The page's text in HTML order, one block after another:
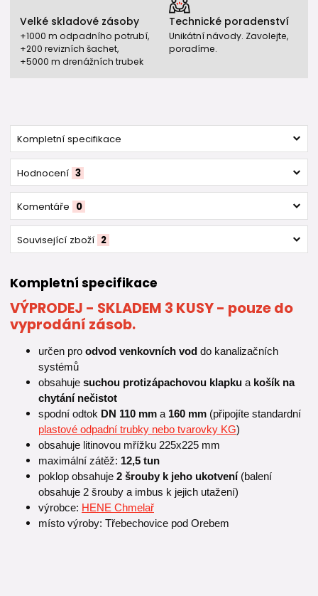
Velké skladové zásoby
+1000 m odpadního potrubí,
+200 revizních šachet,
+5000 m drenážních trubek
Technické poradenství
Unikátní návody. Zavolejte,
poradíme.
Kompletní specifikace
Hodnocení 3
Komentáře 0
Související zboží 2
Kompletní specifikace
VÝPRODEJ - SKLADEM 3 KUSY - pouze do
vyprodání zásob.
určen pro odvod venkovních vod do kanalizačních
systémů
obsahuje suchou protizápachovou klapku a košík na
chytání nečistot
spodní odtok DN 110 mm a 160 mm (připojíte standardní
plastové odpadní trubky nebo tvarovky KG)
obsahuje litinovou mřížku 225x225 mm
maximální zátěž: 12,5 tun
poklop obsahuje 2 šrouby k jeho ukotvení(balení
obsahuje 2 šrouby a imbus k jejich utažení)
výrobce: HENE Chmelař
místo výroby: Třebechovice pod Orebem